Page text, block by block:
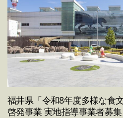
福井県「令和8年度多様な食
啓発事業 実地指導事業者募